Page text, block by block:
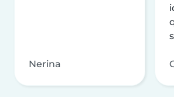
Nerina